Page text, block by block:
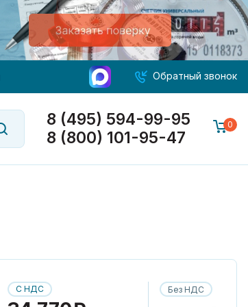
Обратный звонок
8 (495) 594-99-95
8 (800) 101-95-47
0
С НДС Без НДС